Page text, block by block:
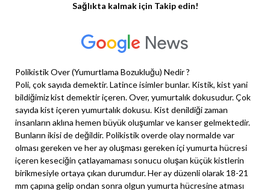
Sağlıkta kalmak için Takip edin!
Polikistik Over (Yumurtlama Bozukluğu) Nedir ?
Poli, çok sayıda demektir. Latince isimler bunlar. Kistik, kist yani
bildiğimiz kist demektir içeren. Over, yumurtalık dokusudur. Çok
sayıda kist içeren yumurtalık dokusu. Kist denildiği zaman
insanların aklına hemen büyük oluşumlar ve kanser gelmektedir.
Bunların ikisi de değildir. Polikistik overde olay normalde var
olması gereken ve her ay oluşması gereken içi yumurta hücresi
içeren keseciğin çatlayamaması sonucu oluşan küçük kistlerin
birikmesiyle ortaya çıkan durumdur. Her ay düzenli olarak 18-21
mm çapına gelip ondan sonra olgun yumurta hücresine atması